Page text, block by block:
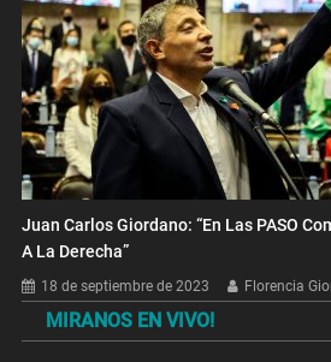
Juan Carlos Giordano: “En Las PASO
A La Derecha”
18 de septiembre de 2023 Florencia
MIRANOS EN VIVO!